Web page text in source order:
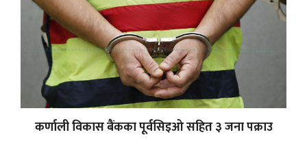
कर्णाली विकास बैंकका पूर्वसिइओ सहित ३ जना पक्राउ